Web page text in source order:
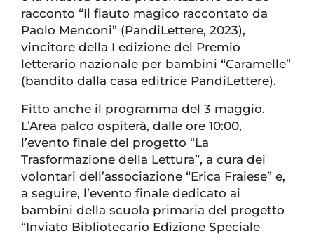
racconto “Il flauto magico raccontato da
Paolo Menconi” (PandiLettere, 2023),
vincitore della I edizione del Premio
letterario nazionale per bambini “Caramelle”
(bandito dalla casa editrice PandiLettere).
Fitto anche il programma del 3 maggio.
L’Area palco ospiterà, dalle ore 10:00,
l’evento finale del progetto “La
Trasformazione della Lettura”, a cura dei
volontari dell’associazione “Erica Fraiese” e,
a seguire, l’evento finale dedicato ai
bambini della scuola primaria del progetto
“Inviato Bibliotecario Edizione Speciale